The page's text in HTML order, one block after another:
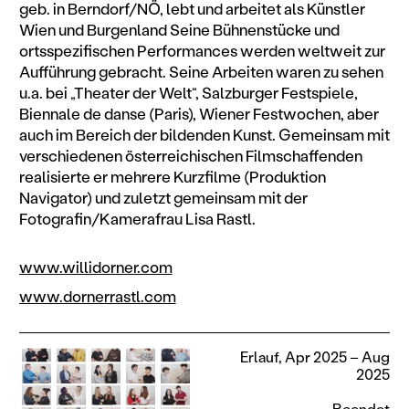
geb. in Berndorf/NÖ, lebt und arbeitet als Künstler
Wien und Burgenland Seine Bühnenstücke und
ortsspezifischen Performances werden weltweit zur
Aufführung gebracht. Seine Arbeiten waren zu sehen
u.a. bei „Theater der Welt“, Salzburger Festspiele,
Biennale de danse (Paris), Wiener Festwochen, aber
auch im Bereich der bildenden Kunst. Gemeinsam mit
verschiedenen österreichischen Filmschaffenden
realisierte er mehrere Kurzfilme (Produktion
Navigator) und zuletzt gemeinsam mit der
Fotografin/Kamerafrau Lisa Rastl.
www.willidorner.com
www.dornerrastl.com
Erlauf, Apr 2025 – Aug
2025